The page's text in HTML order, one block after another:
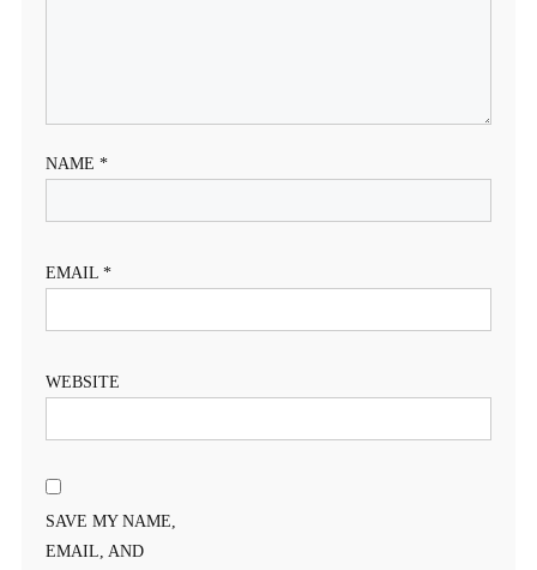
NAME *
EMAIL *
WEBSITE
SAVE MY NAME,
EMAIL, AND